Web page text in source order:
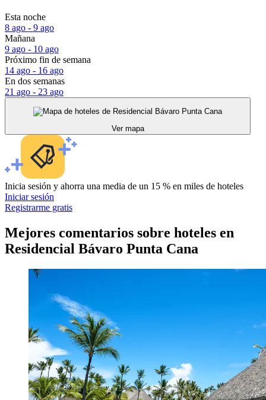
Esta noche
8 ago - 9 ago
Mañana
9 ago - 10 ago
Próximo fin de semana
14 ago - 16 ago
En dos semanas
21 ago - 23 ago
Ver mapa
Inicia sesión y ahorra una media de un 15 % en miles de hoteles
Iniciar sesión
Registrarme gratis
Mejores comentarios sobre hoteles en
Residencial Bávaro Punta Cana